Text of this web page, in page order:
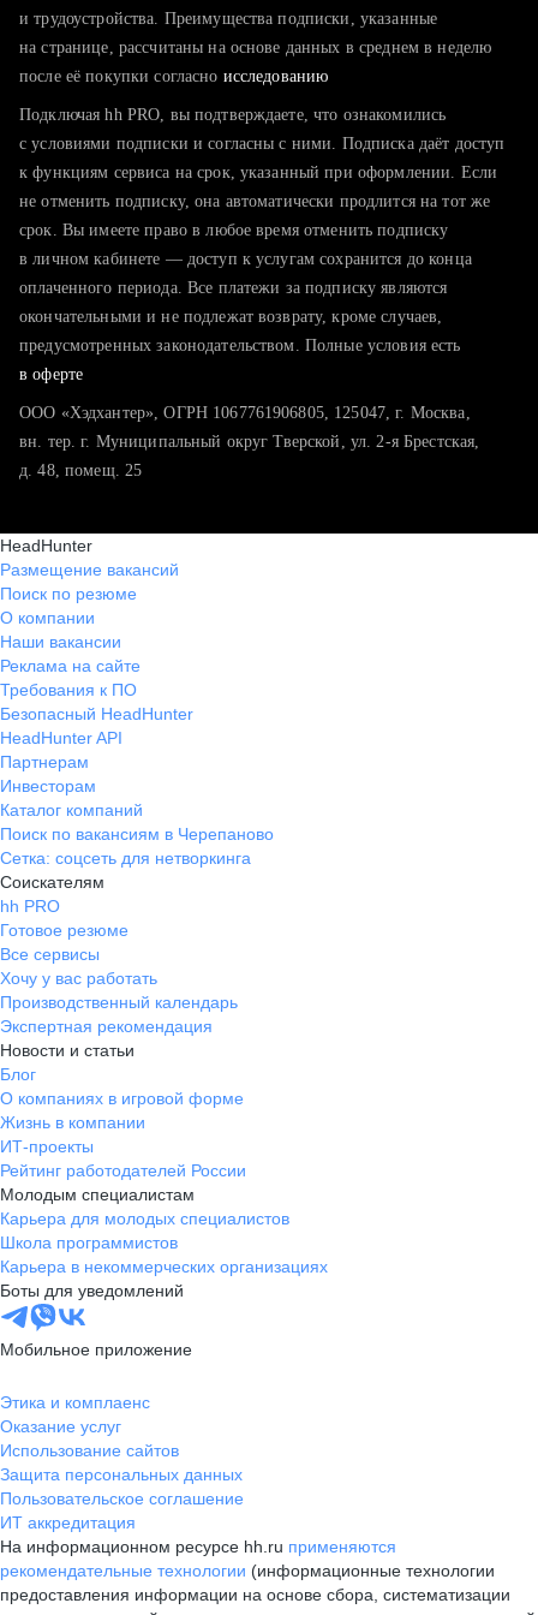
тратите много времени на поиск и вручную поднимаете
хотите сравнить себя с конкурентами и оценить шансы
и трудоустройства. Преимущества подписки, указанные
на странице, рассчитаны на основе данных в среднем в неделю
после её покупки согласно исследованию
Подключая hh PRO, вы подтверждаете, что ознакомились
с условиями подписки и согласны с ними. Подписка даёт доступ
к функциям сервиса на срок, указанный при оформлении. Если
не отменить подписку, она автоматически продлится на тот же
срок. Вы имеете право в любое время отменить подписку
в личном кабинете — доступ к услугам сохранится до конца
оплаченного периода. Все платежи за подписку являются
окончательными и не подлежат возврату, кроме случаев,
предусмотренных законодательством. Полные условия есть
в оферте
ООО «Хэдхантер», ОГРН 1067761906805, 125047, г. Москва,
вн. тер. г. Муниципальный округ Тверской, ул. 2-я Брестская,
д. 48, помещ. 25
HeadHunter
Размещение вакансий
Поиск по резюме
О компании
Наши вакансии
Реклама на сайте
Требования к ПО
Безопасный HeadHunter
HeadHunter API
Партнерам
Инвесторам
Каталог компаний
Поиск по вакансиям в Черепаново
Сетка: соцсеть для нетворкинга
Соискателям
hh PRO
Готовое резюме
Все сервисы
Хочу у вас работать
Производственный календарь
Экспертная рекомендация
Новости и статьи
Блог
О компаниях в игровой форме
Жизнь в компании
ИТ-проекты
Рейтинг работодателей России
Молодым специалистам
Карьера для молодых специалистов
Школа программистов
Карьера в некоммерческих организациях
Боты для уведомлений
Мобильное приложение
Этика и комплаенс
Оказание услуг
Использование сайтов
Защита персональных данных
Пользовательское соглашение
ИТ аккредитация
На информационном ресурсе hh.ru применяются
рекомендательные технологии (информационные технологии
предоставления информации на основе сбора, систематизации